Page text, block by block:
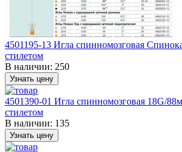
4501195-13 Игла спинномозговая
стилетом
В наличии: 250
Узнать цену
4501390-01 Игла спинномозговая 18G/
стилетом
В наличии: 135
Узнать цену